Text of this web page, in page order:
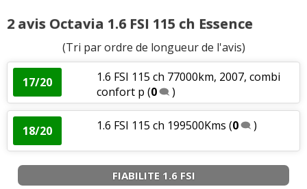
2 avis Octavia 1.6 FSI 115 ch Essence
(Tri par ordre de longueur de l'avis)
17/20
1.6 FSI 115 ch 77000km, 2007, combi
confort p (0 )
18/20 1.6 FSI 115 ch 199500Kms (0 )
FIABILITE 1.6 FSI